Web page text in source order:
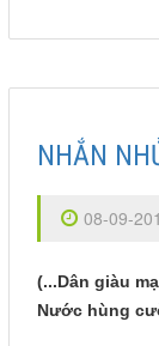
NHẮN
08-09-
(...Dân giàu
Nước hùng